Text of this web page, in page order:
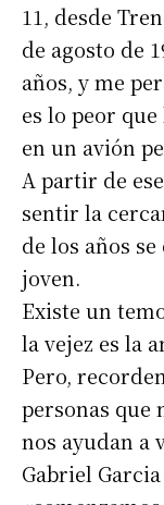
11, desde
de agosto de
años, y me
es lo peor
en un avión
A partir de
sentir la
de los años
joven.
Existe un
la vejez es la
Pero,
personas que
nos ayudan a
Gabriel